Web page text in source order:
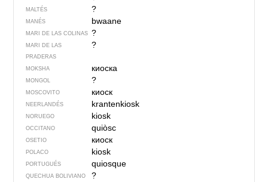
MALTÉS ?
MANÉS bwaane
MARI DE LAS COLINAS ?
MARI DE LAS
PRADERAS
?
MOKSHA киоска
MONGOL ?
MOSCOVITO киоск
NEERLANDÉS krantenkiosk
NORUEGO kiosk
OCCITANO quiòsc
OSETIO киоск
POLACO kiosk
PORTUGUÉS quiosque
QUECHUA BOLIVIANO ?